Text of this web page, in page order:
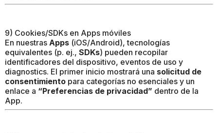
9) Cookies/SDKs en Apps móviles
En nuestras Apps (iOS/Android), tecnologías
equivalentes (p. ej., SDKs) pueden recopilar
identificadores del dispositivo, eventos de uso y
diagnostics. El primer inicio mostrará una solicitud de
consentimiento para categorías no esenciales y un
enlace a “Preferencias de privacidad” dentro de la
App.